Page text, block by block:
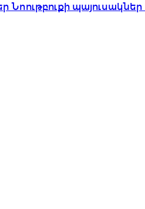
Նոութբուքի պայուսակներ